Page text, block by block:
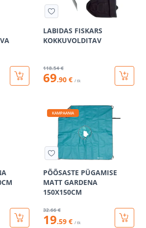
LABIDAS FISKARS
KOKKUVOLDITAV
118.54 €
69.90 € / tk
KAMPAANIA
PÕÕSASTE PÜGAMISE
MATT GARDENA
150X150CM
32.66 €
19.59 € / tk